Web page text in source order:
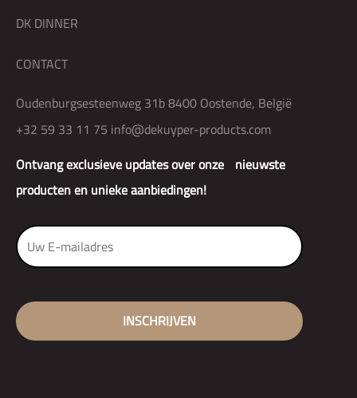
Ontvang exclusieve updates over onze nieuwste
producten en unieke aanbiedingen!
DK DINNER
CONTACT
Oudenburgsesteenweg 31b 8400 Oostende, België
+32 59 33 11 75 info@dekuyper-products.com